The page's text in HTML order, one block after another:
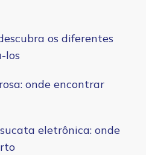
os diferentes
los
onde encontrar
eletrônica: onde